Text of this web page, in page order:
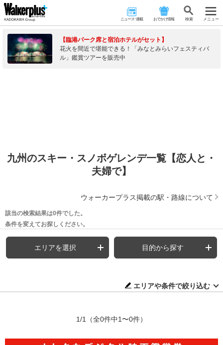
ニュース･連載 おでかけ情報 検 索 メニュー
【臨港パーク席と宿泊ホテルがセット】
花火を間近で堪能できる！「みなとみらいフェスティバ
ル」鑑賞ツアーを販売中
九州のスキー・スノボゲレンデ一覧【恋人と・
夫婦で】
ウォーカープラス掲載の駅・路線について
該当の検索結果は0件でした。
条件を変えてお探しください。
エリアを選択 目的から探す
エリアや条件で絞り込む
1/1 （全0件中1〜0件）